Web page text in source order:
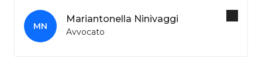
MN
Mariantonella Ninivaggi
Avvocato